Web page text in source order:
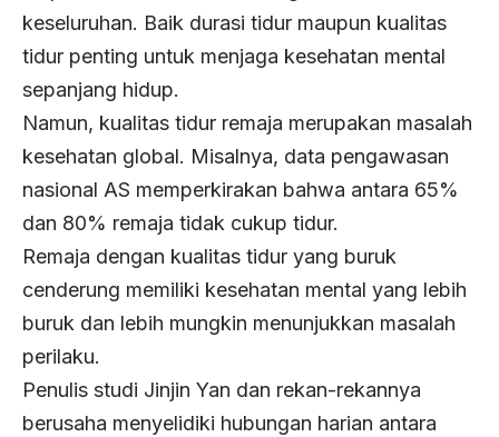
keseluruhan. Baik durasi tidur maupun kualitas
tidur penting untuk menjaga kesehatan mental
sepanjang hidup.
Namun, kualitas tidur remaja merupakan masalah
kesehatan global. Misalnya, data pengawasan
nasional AS memperkirakan bahwa antara 65%
dan 80% remaja tidak cukup tidur.
Remaja dengan kualitas tidur yang buruk
cenderung memiliki kesehatan mental yang lebih
buruk dan lebih mungkin menunjukkan masalah
perilaku.
Penulis studi Jinjin Yan dan rekan-rekannya
berusaha menyelidiki hubungan harian antara